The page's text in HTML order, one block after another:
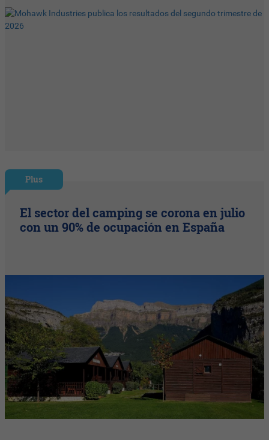
Plus
El sector del camping se corona en julio
con un 90% de ocupación en España